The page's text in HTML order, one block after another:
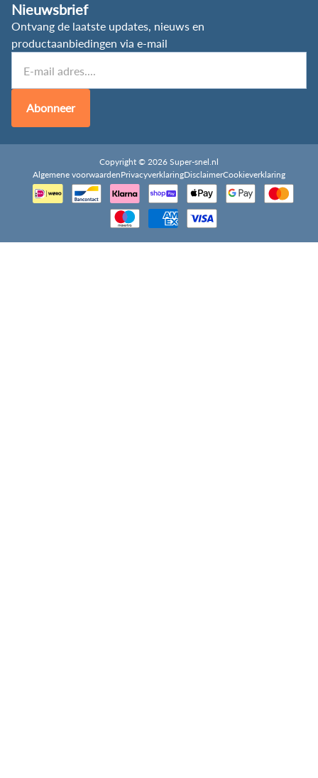
Nieuwsbrief
Ontvang de laatste updates, nieuws en
productaanbiedingen via e-mail
Abonneer
Copyright © 2026 Super-snel.nl
Algemene voorwaardenPrivacyverklaringDisclaimerCookieverklaring